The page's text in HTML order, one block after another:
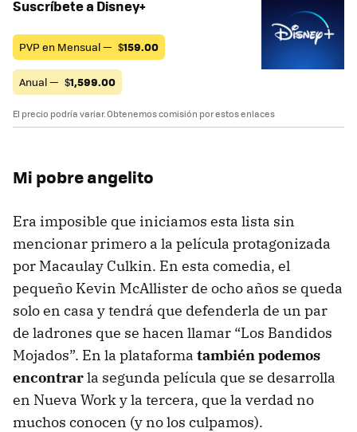
Suscríbete a Disney+
PVP en Mensual — $159.00
Anual — $1,599.00
El precio podría variar. Obtenemos comisión por estos enlaces
Mi pobre angelito
Era imposible que iniciamos esta lista sin
mencionar primero a la película protagonizada
por Macaulay Culkin. En esta comedia, el
pequeño Kevin McAllister de ocho años se queda
solo en casa y tendrá que defenderla de un par
de ladrones que se hacen llamar “Los Bandidos
Mojados”. En la plataforma también podemos
encontrarla segunda película que se desarrolla
en Nueva Work y la tercera, que la verdad no
muchos conocen (y no los culpamos).